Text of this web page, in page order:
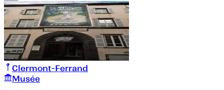
Clermont-Ferrand
Musée